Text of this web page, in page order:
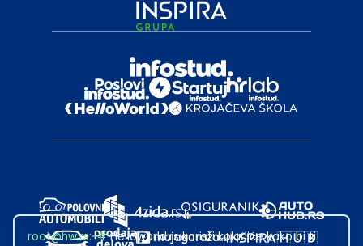
root@hw.rs:~#Helloworld.rs koristi kolačiće kako bi ti